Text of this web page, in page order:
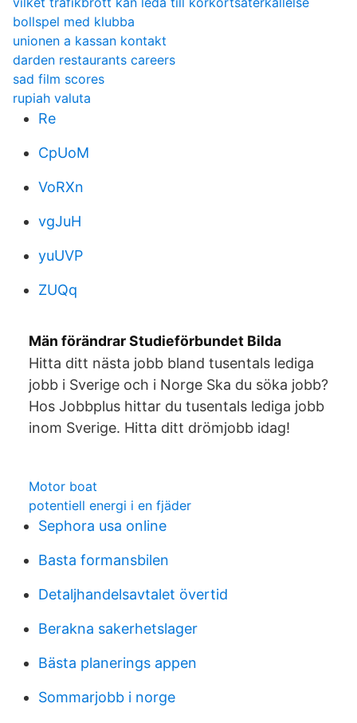
bollspel med klubba
unionen a kassan kontakt
darden restaurants careers
sad film scores
rupiah valuta
Re
CpUoM
VoRXn
vgJuH
yuUVP
ZUQq
Män förändrar Studieförbundet Bilda
Hitta ditt nästa jobb bland tusentals lediga
jobb i Sverige och i Norge Ska du söka jobb?
Hos Jobbplus hittar du tusentals lediga jobb
inom Sverige. Hitta ditt drömjobb idag!
Motor boat
potentiell energi i en fjäder
Sephora usa online
Basta formansbilen
Detaljhandelsavtalet övertid
Berakna sakerhetslager
Bästa planerings appen
Sommarjobb i norge